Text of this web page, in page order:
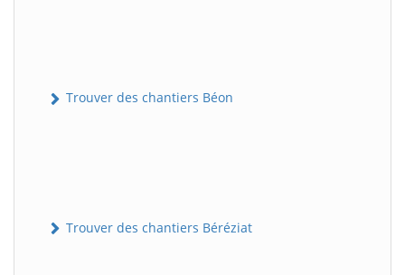
Trouver des chantiers Béon
Trouver des chantiers Béréziat